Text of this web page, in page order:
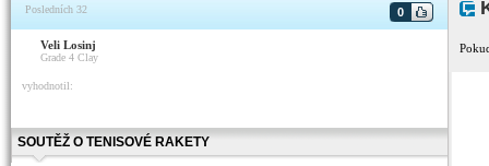
Posledních 32 0
Veli Losinj
Grade 4 Clay
vyhodnotil:
SOUTĚŽ O TENISOVÉ RAKETY